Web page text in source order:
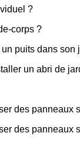
?
corps ?
puits dans son
un abri de
des panneaux
des panneaux